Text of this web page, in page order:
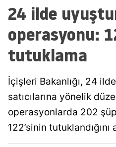
24 ilde
operasyonu:
tutuklama
İçişleri Bakanlığı, 24
satıcılarına yönelik
operasyonlarda 202
122’sinin tutuklandığını